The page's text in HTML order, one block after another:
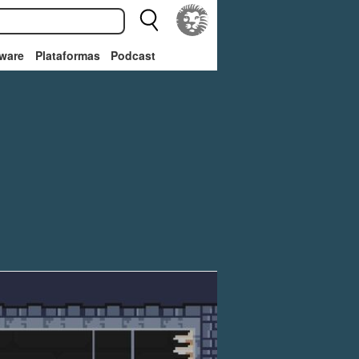
Plataformas Podcast